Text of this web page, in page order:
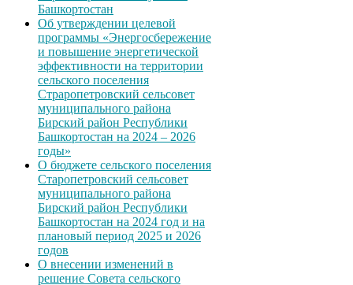
Башкортостан
Об утверждении целевой
программы «Энергосбережение
и повышение энергетической
эффективности на территории
сельского поселения
Страропетровский сельсовет
муниципального района
Бирский район Республики
Башкортостан на 2024 – 2026
годы»
О бюджете сельского поселения
Старопетровский сельсовет
муниципального района
Бирский район Республики
Башкортостан на 2024 год и на
плановый период 2025 и 2026
годов
О внесении изменений в
решение Совета сельского